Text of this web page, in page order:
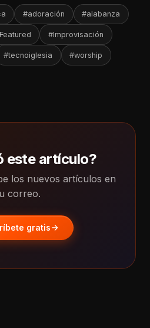
#adoración #alabanza
#Improvisación
#tecnoiglesia #worship
este artículo?
los nuevos artículos en
correo.
gratis